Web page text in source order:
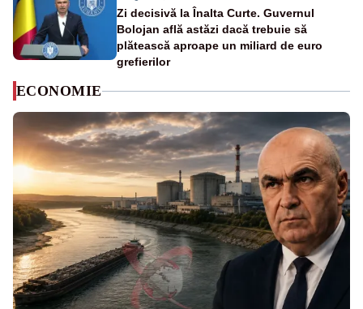
Zi decisivă la Înalta Curte. Guvernul
Bolojan află astăzi dacă trebuie să
plătească aproape un miliard de euro
grefierilor
ECONOMIE